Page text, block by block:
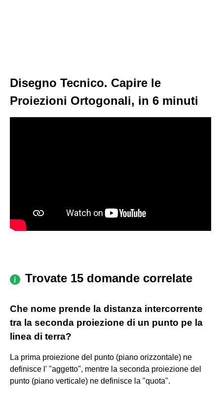
Disegno Tecnico. Capire le
Proiezioni Ortogonali, in 6 minuti
Trovate 15 domande correlate
Che nome prende la distanza intercorrente
tra la seconda proiezione di un punto pe la
linea di terra?
La prima proiezione del punto (piano orizzontale) ne
definisce l' "aggetto", mentre la seconda proiezione del
punto (piano verticale) ne definisce la "quota".